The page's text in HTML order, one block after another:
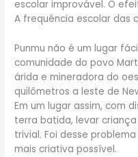
escolar improvável. O
A frequência escolar das
Punmu não é um lugar
comunidade do povo
árida e mineradora do
quilômetros a leste de
Em um lugar assim, com
terra batida, levar
trivial. Foi desse
mais criativa possível.